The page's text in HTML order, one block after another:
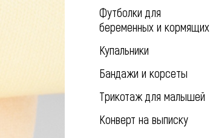
Футболки для
беременных и кормящих
Купальники
Бандажи и корсеты
Трикотаж для малышей
Конверт на выписку